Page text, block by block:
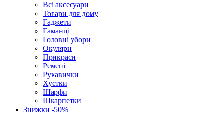
Всі аксесуари
Товари для дому
Гаджети
Гаманці
Головні убори
Окуляри
Прикраси
Ремені
Рукавички
Хустки
Шарфи
Шкарпетки
Знижки -50%